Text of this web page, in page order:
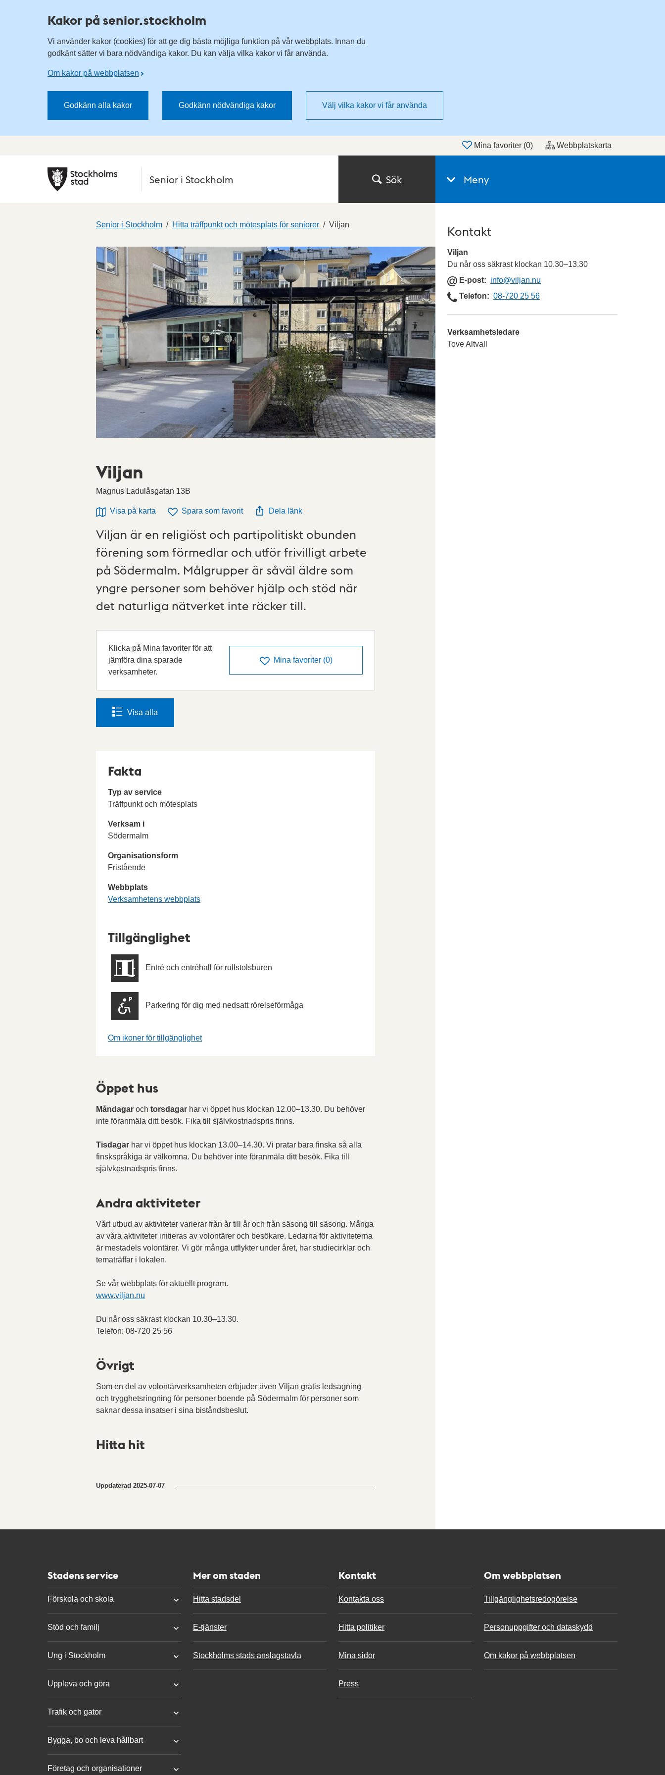
Kakor på senior.stockholm
Vi använder kakor (cookies) för att ge dig bästa möjliga funktion på vår webbplats. Innan du
godkänt sätter vi bara nödvändiga kakor. Du kan välja vilka kakor vi får använda.
Om kakor på webbplatsen
Godkänn alla kakor Godkänn nödvändiga kakor Välj vilka kakor vi får använda
Mina favoriter (0) Webbplatskarta
Senior i Stockholm Sök Meny
Senior i Stockholm Hitta träffpunkt och mötesplats för seniorer Viljan
Viljan
Magnus Ladulåsgatan 13B
Visa på karta Spara som favorit Dela länk
Viljan är en religiöst och partipolitiskt obunden
förening som förmedlar och utför frivilligt arbete
på Södermalm. Målgrupper är såväl äldre som
yngre personer som behöver hjälp och stöd när
det naturliga nätverket inte räcker till.
Klicka på Mina favoriter för att
jämföra dina sparade
verksamheter.
Mina favoriter(0)
Visa alla
Fakta
Typ av service
Träffpunkt och mötesplats
Verksam i
Södermalm
Organisationsform
Fristående
Webbplats
Verksamhetens webbplats
Tillgänglighet
Entré och entréhall för rullstolsburen
Parkering för dig med nedsatt rörelseförmåga
Om ikoner för tillgänglighet
Öppet hus
Måndagar och torsdagar har vi öppet hus klockan 12.00–13.30. Du behöver
inte föranmäla ditt besök. Fika till självkostnadspris finns.
Tisdagar har vi öppet hus klockan 13.00–14.30. Vi pratar bara finska så alla
finskspråkiga är välkomna. Du behöver inte föranmäla ditt besök. Fika till
självkostnadspris finns.
Andra aktiviteter
Vårt utbud av aktiviteter varierar från år till år och från säsong till säsong. Många
av våra aktiviteter initieras av volontärer och besökare. Ledarna för aktiviteterna
är mestadels volontärer. Vi gör många utflykter under året, har studiecirklar och
tematräffar i lokalen.
Se vår webbplats för aktuellt program.
www.viljan.nu
Du når oss säkrast klockan 10.30–13.30.
Telefon: 08-720 25 56
Övrigt
Som en del av volontärverksamheten erbjuder även Viljan gratis ledsagning
och trygghetsringning för personer boende på Södermalm för personer som
saknar dessa insatser i sina biståndsbeslut.
Hitta hit
Uppdaterad 2025-07-07
Kontakt
Viljan
Du når oss säkrast klockan 10.30–13.30
E-post
E
o
info@viljan.nu
Telefon
Telefon
08-720 25 56
Verksamhetsledare
Tove Altvall
Stadens service
Förskola och skola
Stöd och familj
Ung i Stockholm
Uppleva och göra
Trafik och gator
Bygga, bo och leva hållbart
Företag och organisationer
Mer om staden
Hitta stadsdel
E-tjänster
Stockholms stads anslagstavla
Kontakt
Kontakta oss
Hitta politiker
Mina sidor
Press
Om webbplatsen
Tillgänglighetsredogörelse
Personuppgifter och dataskydd
Om kakor på webbplatsen